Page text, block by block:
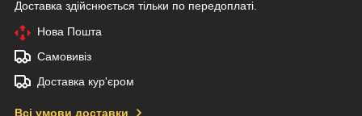
Доставка здійснюється тільки по передоплаті.
Нова Пошта
Самовивіз
Доставка кур'єром
Всі умови доставки